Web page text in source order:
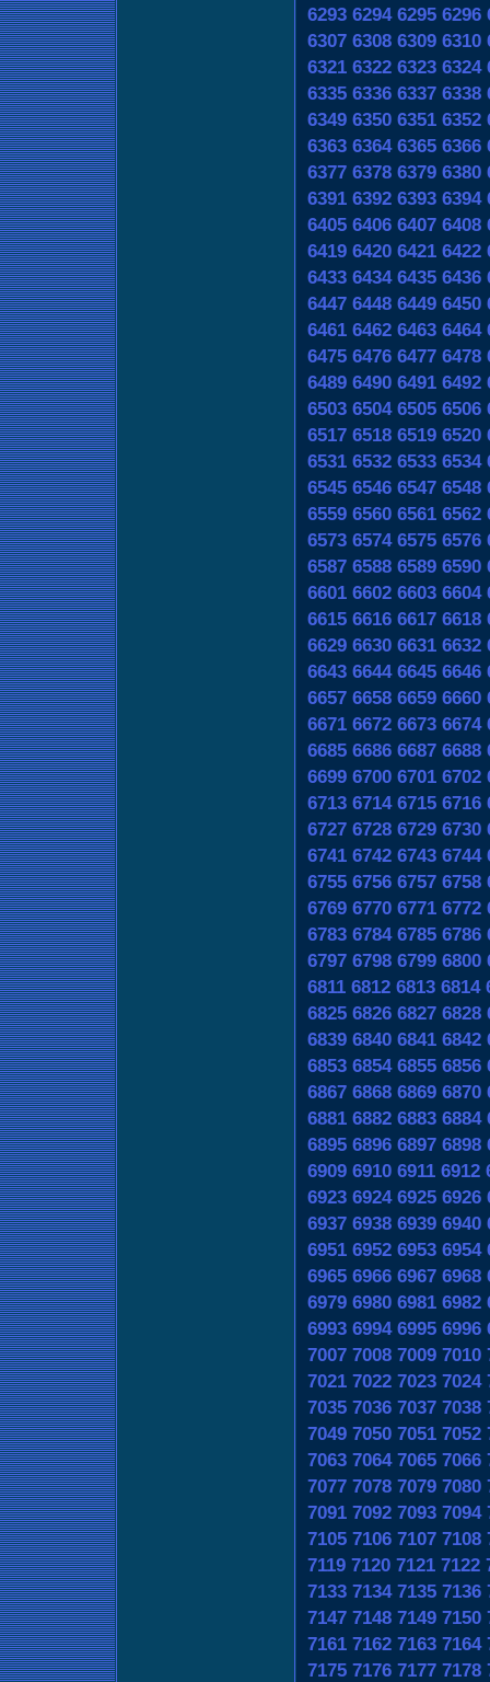
6293 6294 6295 6296
6307 6308 6309 6310
6321 6322 6323 6324
6335 6336 6337 6338
6349 6350 6351 6352
6363 6364 6365 6366
6377 6378 6379 6380
6391 6392 6393 6394
6405 6406 6407 6408
6419 6420 6421 6422
6433 6434 6435 6436
6447 6448 6449 6450
6461 6462 6463 6464
6475 6476 6477 6478
6489 6490 6491 6492
6503 6504 6505 6506
6517 6518 6519 6520
6531 6532 6533 6534
6545 6546 6547 6548
6559 6560 6561 6562
6573 6574 6575 6576
6587 6588 6589 6590
6601 6602 6603 6604
6615 6616 6617 6618
6629 6630 6631 6632
6643 6644 6645 6646
6657 6658 6659 6660
6671 6672 6673 6674
6685 6686 6687 6688
6699 6700 6701 6702
6713 6714 6715 6716
6727 6728 6729 6730
6741 6742 6743 6744
6755 6756 6757 6758
6769 6770 6771 6772
6783 6784 6785 6786
6797 6798 6799 6800
6811 6812 6813 6814
6825 6826 6827 6828
6839 6840 6841 6842
6853 6854 6855 6856
6867 6868 6869 6870
6881 6882 6883 6884
6895 6896 6897 6898
6909 6910 6911 6912
6923 6924 6925 6926
6937 6938 6939 6940
6951 6952 6953 6954
6965 6966 6967 6968
6979 6980 6981 6982
6993 6994 6995 6996
7007 7008 7009 7010
7021 7022 7023 7024
7035 7036 7037 7038
7049 7050 7051 7052
7063 7064 7065 7066
7077 7078 7079 7080
7091 7092 7093 7094
7105 7106 7107 7108
7119 7120 7121 7122
7133 7134 7135 7136
7147 7148 7149 7150
7161 7162 7163 7164
7175 7176 7177 7178